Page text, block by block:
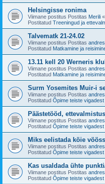
Helsingisse ronima
Viimane postitus Postitas Merili «
Postitatud Treeningud ja
Talvematk 21-24.02
Viimane postitus Postitas
Postitatud Matkamine ja
13.11 kell 20 Werneris
Viimane postitus Postitas
Postitatud Matkamine ja
Surm Yosemites Muir-i
Viimane postitus Postitas
Postitatud Õpime teiste vigadest
Päästetööd,
Viimane postitus Postitas
Postitatud Õpime teiste vigadest
Miks eelistada köie
Viimane postitus Postitas
Postitatud Õpime teiste vigadest
Kas usaldada ühte
Viimane postitus Postitas
Postitatud Õpime teiste vigadest